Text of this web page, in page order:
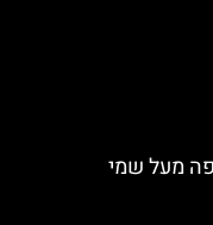
מעל שמי